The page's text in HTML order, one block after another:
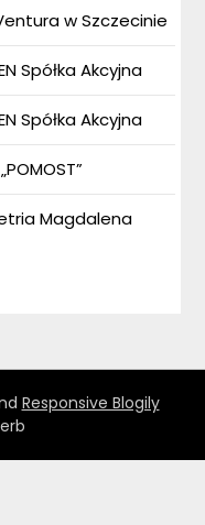
w Szczecinie
Spółka Akcyjna
Spółka Akcyjna
Magdalena
Responsive Blogily